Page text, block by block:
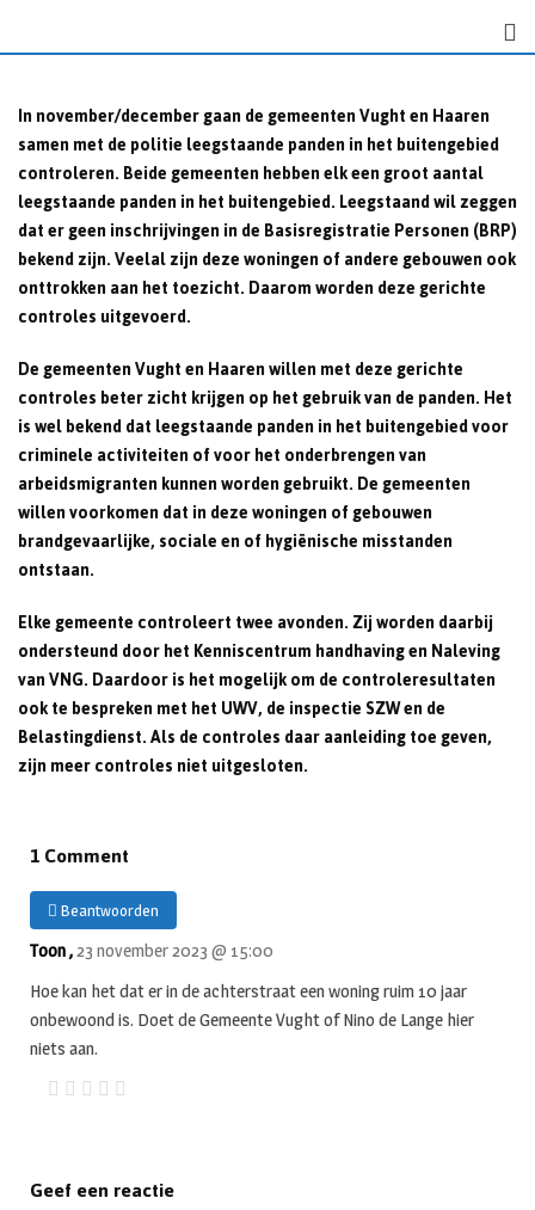
In november/december gaan de gemeenten Vught en Haaren
samen met de politie leegstaande panden in het buitengebied
controleren. Beide gemeenten hebben elk een groot aantal
leegstaande panden in het buitengebied. Leegstaand wil zeggen
dat er geen inschrijvingen in de Basisregistratie Personen (BRP)
bekend zijn. Veelal zijn deze woningen of andere gebouwen ook
onttrokken aan het toezicht. Daarom worden deze gerichte
controles uitgevoerd.
De gemeenten Vught en Haaren willen met deze gerichte
controles beter zicht krijgen op het gebruik van de panden. Het
is wel bekend dat leegstaande panden in het buitengebied voor
criminele activiteiten of voor het onderbrengen van
arbeidsmigranten kunnen worden gebruikt. De gemeenten
willen voorkomen dat in deze woningen of gebouwen
brandgevaarlijke, sociale en of hygiënische misstanden
ontstaan.
Elke gemeente controleert twee avonden. Zij worden daarbij
ondersteund door het Kenniscentrum handhaving en Naleving
van VNG. Daardoor is het mogelijk om de controleresultaten
ook te bespreken met het UWV, de inspectie SZW en de
Belastingdienst. Als de controles daar aanleiding toe geven,
zijn meer controles niet uitgesloten.
1 Comment
Beantwoorden
Toon ,23 november 2023 @ 15:00
Hoe kan het dat er in de achterstraat een woning ruim 10 jaar
onbewoond is. Doet de Gemeente Vught of Nino de Lange hier
niets aan.
Geef een reactie